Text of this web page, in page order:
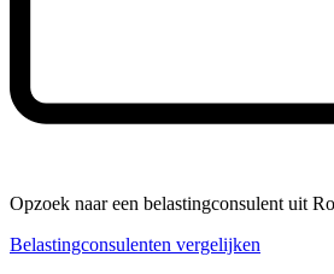
Opzoek naar een belastingconsulent uit
Belastingconsulenten vergelijken